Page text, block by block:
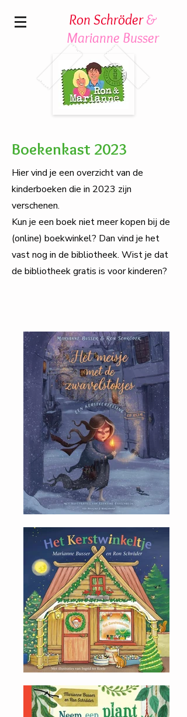
Ron Schröder&
Marianne Busser
Boekenkast 2023
Hier vind je een overzicht van de
kinderboeken die in 2023 zijn
verschenen.
Kun je een boek niet meer kopen bij de
(online) boekwinkel? Dan vind je het
vast nog in de bibliotheek. Wist je dat
de bibliotheek gratis is voor kinderen?